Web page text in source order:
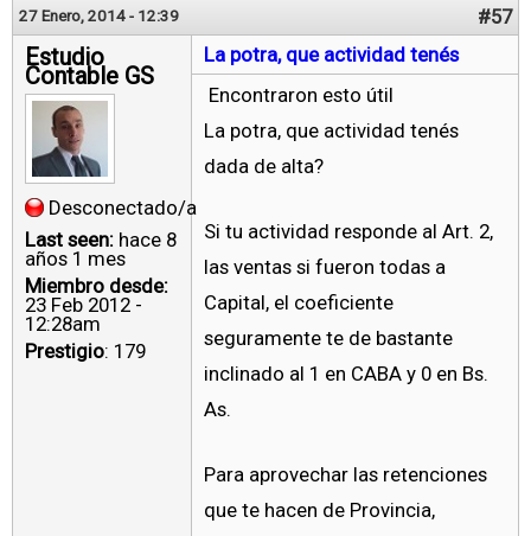
27 Enero, 2014 - 12:39 #57
Estudio
Contable GS
Desconectado/a
Last seen: hace 8
años 1 mes
Miembro desde:
23 Feb 2012 -
12:28am
Prestigio: 179
La potra, que actividad tenés
Encontraron esto útil
La potra, que actividad tenés
dada de alta?
Si tu actividad responde al Art. 2,
las ventas si fueron todas a
Capital, el coeficiente
seguramente te de bastante
inclinado al 1 en CABA y 0 en Bs.
As.
Para aprovechar las retenciones
que te hacen de Provincia,